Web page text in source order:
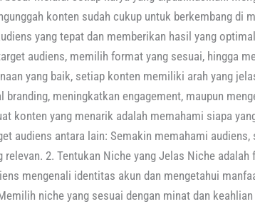
konten sudah cukup untuk berkembang di
yang tepat dan memberikan hasil yang
audiens, memilih format yang sesuai, hingga
yang baik, setiap konten memiliki arah yang
meningkatkan engagement, maupun
konten yang menarik adalah memahami siapa
audiens antara lain: Semakin memahami
2. Tentukan Niche yang Jelas Niche
mengenali identitas akun dan mengetahui
niche yang sesuai dengan minat dan